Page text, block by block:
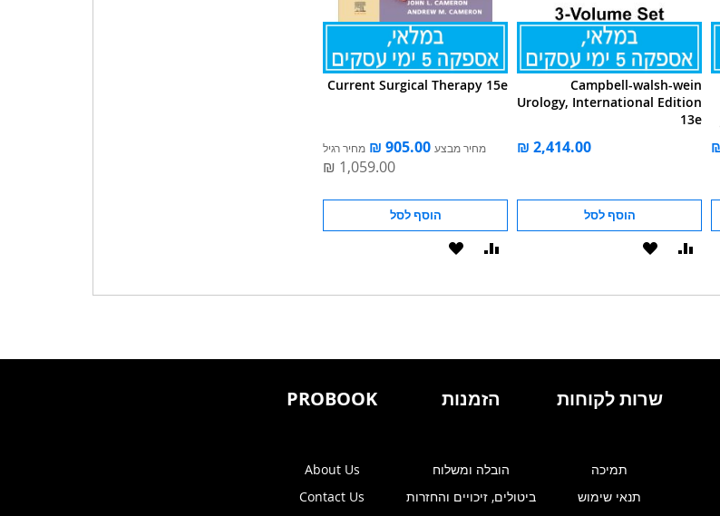
Current Surgical Therapy 15e
מחיר מבצע מחיר רגיל
הוסף לסל
הוסף
Campbell-walsh-wein
Urology, International Edition
13e
הוסף לסל
הוסף
שרות לקוחות
תמיכה
תנאי שימוש
הזמנות
הובלה ומשלוח
ביטולים, זיכויים והחזרות
PROBOOK
About Us
Contact Us